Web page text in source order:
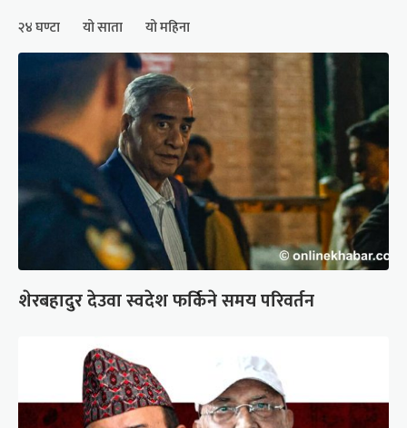
२४ घण्टा यो साता यो महिना
शेरबहादुर देउवा स्वदेश फर्किने समय परिवर्तन